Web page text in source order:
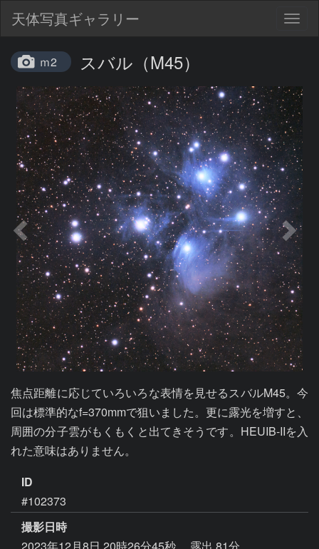
天体写真ギャラリー
ｍ2 スバル（M45）
焦点距離に応じていろいろな表情を見せるスバルM45。今
回は標準的なf=370mmで狙いました。更に露光を増すと、
周囲の分子雲がもくもくと出てきそうです。HEUIB-IIを入
れた意味はありません。
ID
#102373
撮影日時
2023年12月8日 20時26分45秒
露出 81分